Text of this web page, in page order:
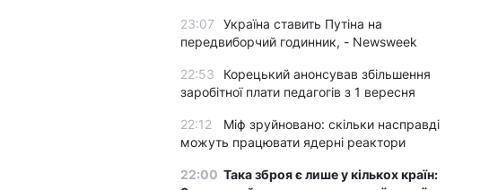
23:07
Україна ставить Путіна на
передвиборчий годинник, - Newsweek
22:53
Корецький анонсував збільшення
заробітної плати педагогів з 1 вересня
22:12
Міф зруйновано: скільки насправді
можуть працювати ядерні реактори
22:00 Така зброя є лише у кількох країн: